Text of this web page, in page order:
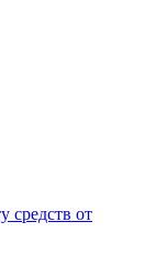
средств от